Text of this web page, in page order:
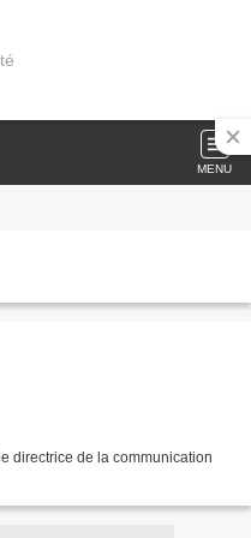
MENU
directrice de la communication